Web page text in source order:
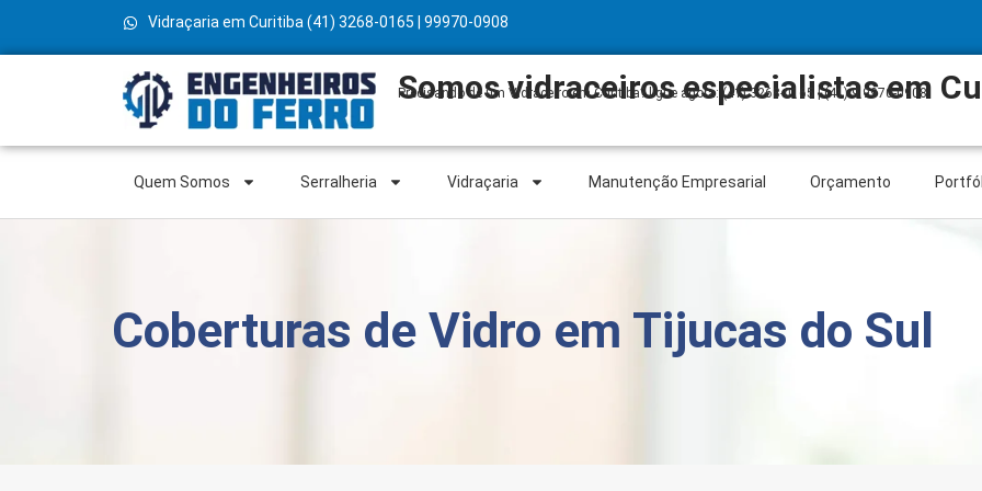
Vidraçaria em Curitiba (41) 3268-0165 | 99970-0908
Somos vidraceiros especialistas em
Precisando de um Vidraceiro em Curitiba? ligue agora: (41) 3268-0165 | (41) 9 9970-0908
Quem Somos Serralheria Vidraçaria Manutenção Empresarial Orçamento
Coberturas de Vidro em Tijucas do Sul